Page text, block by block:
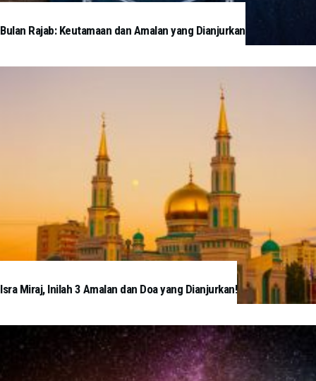
Bulan Rajab: Keutamaan dan Amalan yang Dianjurkan
Isra Miraj, Inilah 3 Amalan dan Doa yang Dianjurkan!